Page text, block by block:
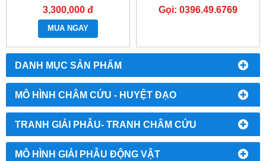
DANH MỤC SẢN PHẨM
MÔ HÌNH CHÂM CỨU - HUYỆT ĐẠO
TRANH GIẢI PHẪU- TRANH CHÂM CỨU
MÔ HÌNH GIẢI PHẪU ĐỘNG VẬT
BÚP BÊ THỰC HÀNH CPR -
MÔ HÌNH SƠ CỨU CHO
TRẺ SƠ SINH - MÔ PHỎNG
HỒI SỨC TIM PHỔI
3,300,000 đ
MUA NGAY
THỔI NGẠT - CPR
Gọi: 0396.49.6769